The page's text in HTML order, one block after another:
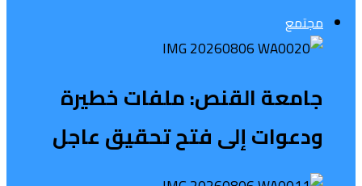
مجتمع
جامعة القنص: ملفات خطيرة
ودعوات إلى فتح تحقيق عاجل